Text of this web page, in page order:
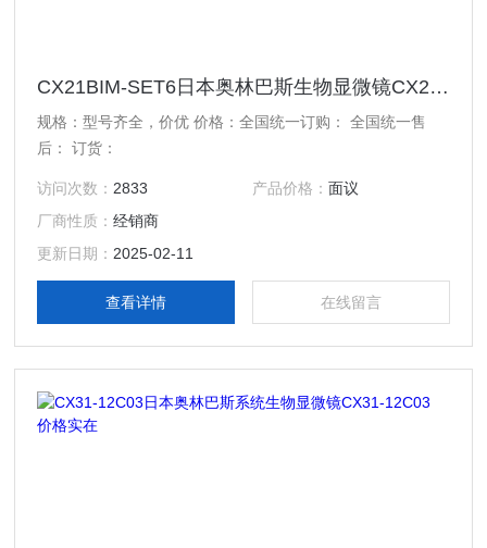
CX21BIM-SET6日本奥林巴斯生物显微镜CX21BIM-SET6 价格实在
规格：型号齐全，价优 价格：全国统一订购： 全国统一售
后： 订货：
访问次数： 2833 产品价格： 面议
厂商性质：经销商
更新日期： 2025-02-11
查看详情 在线留言